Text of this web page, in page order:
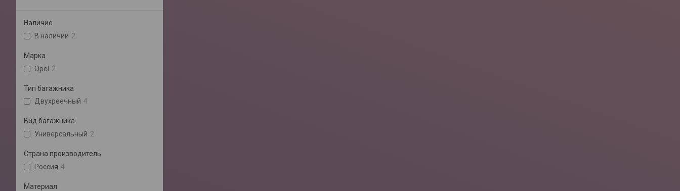
Наличие
В наличии 2
Марка
Opel 2
Тип багажника
Двухреечный 4
Вид багажника
Универсальный 2
Страна производитель
Россия 4
Материал